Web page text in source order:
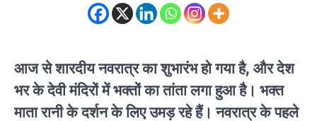
आज से शारदीय नवरात्र का शुभारंभ हो गया है, और देश
भर के देवी मंदिरों में भक्तों का तांता लगा हुआ है। भक्त
माता रानी के दर्शन के लिए उमड़ रहे हैं। नवरात्र के पहले